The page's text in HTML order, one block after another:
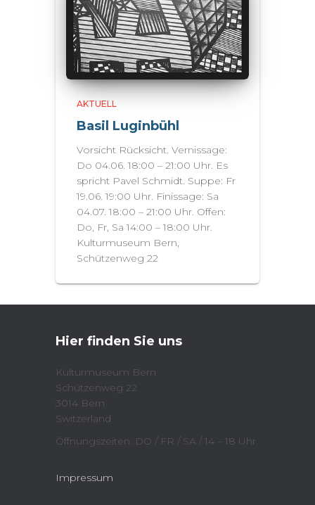
AKTUELL
Basil Luginbühl
Vorsicht Rücksicht. Vernissage:
Do 04.06. 18:00 – 21:00 Uhr. Es
spricht Pavel Schmidt. Suppe: Fr
19.06. 19:00 Uhr. Finissage: Sa
04.07. 18:00 – 21:00 Uhr. Offen:
Do, Fr, Sa 14:00 – 18:00 Uhr.
Kulturmuseum Bern,
Schützenweg 22
Hier finden Sie uns
Kulturmuseum Bern
Schützenweg 22
3014 Bern
Switzerland
Öffnungszeiten: DO / FR / SA / 14 – 18 Uhr
Impressum